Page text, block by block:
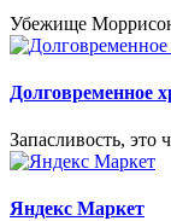
Убежище
Долговременное
Запасливость, это
Яндекс Маркет